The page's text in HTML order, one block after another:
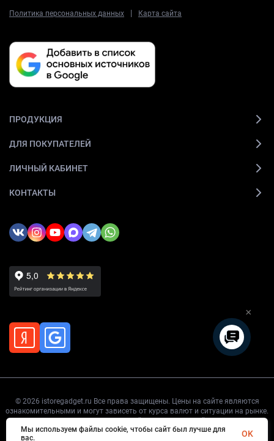
Политика персональных данных | Карта сайта
ПРОДУКЦИЯ
ДЛЯ ПОКУПАТЕЛЕЙ
ЛИЧНЫЙ КАБИНЕТ
КОНТАКТЫ
© 2026 istoregadget.ru Все права защищены. Цены на сайте являются
ознакомительными и могут зависеть от курса валют и ситуации на рынке.
Мы используем файлы cookie, чтобы сайт был лучше для
вас.
OK
×